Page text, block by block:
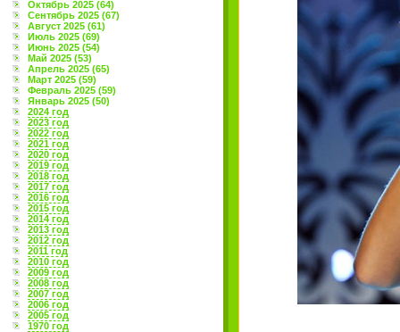
Октябрь 2025 (64)
Сентябрь 2025 (67)
Август 2025 (61)
Июль 2025 (69)
Июнь 2025 (54)
Май 2025 (53)
Апрель 2025 (65)
Март 2025 (59)
Февраль 2025 (59)
Январь 2025 (50)
2024 год
2023 год
2022 год
2021 год
2020 год
2019 год
2018 год
2017 год
2016 год
2015 год
2014 год
2013 год
2012 год
2011 год
2010 год
2009 год
2008 год
2007 год
2006 год
2005 год
1970 год